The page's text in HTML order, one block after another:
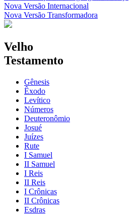
Nova Versão Internacional
Nova Versão Transformadora
Velho
Testamento
Gênesis
Êxodo
Levítico
Números
Deuteronômio
Josué
Juízes
Rute
I Samuel
II Samuel
I Reis
II Reis
I Crônicas
II Crônicas
Esdras